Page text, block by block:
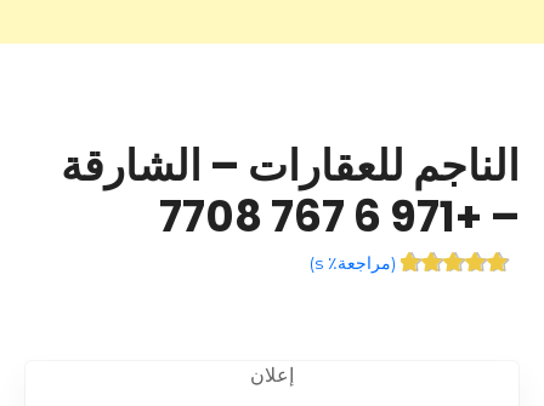
الناجم للعقارات – الشارقة
– +971 6 767 7708
(مراجعة٪ s )
إعلان